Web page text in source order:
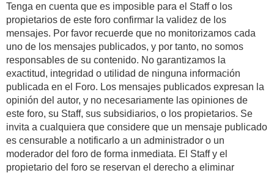
Tenga en cuenta que es imposible para el Staff o los
propietarios de este foro confirmar la validez de los
mensajes. Por favor recuerde que no monitorizamos cada
uno de los mensajes publicados, y por tanto, no somos
responsables de su contenido. No garantizamos la
exactitud, integridad o utilidad de ninguna información
publicada en el Foro. Los mensajes publicados expresan la
opinión del autor, y no necesariamente las opiniones de
este foro, su Staff, sus subsidiarios, o los propietarios. Se
invita a cualquiera que considere que un mensaje publicado
es censurable a notificarlo a un administrador o un
moderador del foro de forma inmediata. El Staff y el
propietario del foro se reservan el derecho a eliminar